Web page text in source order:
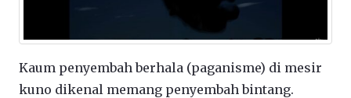
Kaum penyembah berhala (paganisme) di mesir
kuno dikenal memang penyembah bintang.